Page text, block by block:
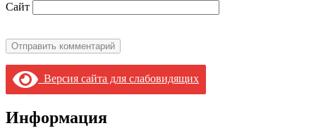
Сайт
Версия сайта для слабовидящих
Информация